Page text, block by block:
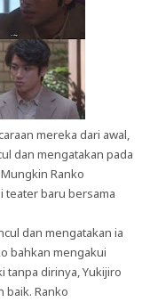
mereka dari awal,
dan mengatakan pada
Ranko
teater baru bersama
dan mengatakan ia
bahkan mengakui
tanpa dirinya, Yukijiro
baik. Ranko